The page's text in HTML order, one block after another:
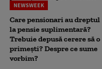
NEWSWEEK
Care pensionari au dreptul
la pensie suplimentară?
Trebuie depusă cerere să o
primești? Despre ce sume
vorbim?